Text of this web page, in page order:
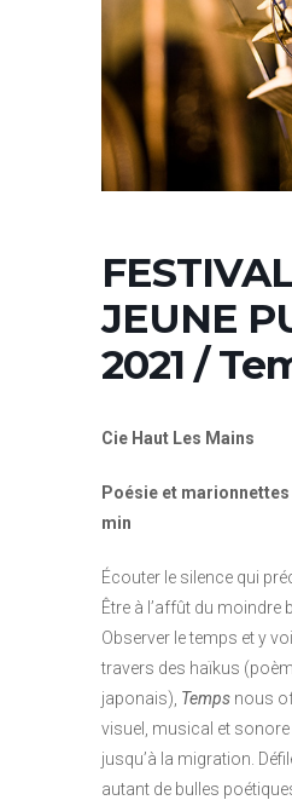
JEUNE
2021 /
Cie Haut Les Mains
Poésie et
min
Écouter le silence qui
Être à l’affût du moindre
Observer le temps et y
travers des haïkus
japonais), Temps nous
visuel, musical et
jusqu’à la migration.
autant de bulles